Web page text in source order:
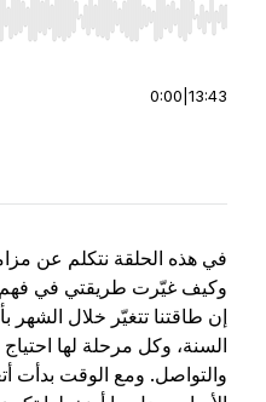
seek, Home/End to jump to
0:00 13:43
وكيف غيّرت طريقتي في
إن طاقتنا تتغيّر خلال
السنة، وكل مرحلة لها
والتواصل. ومع الوقت بدأت